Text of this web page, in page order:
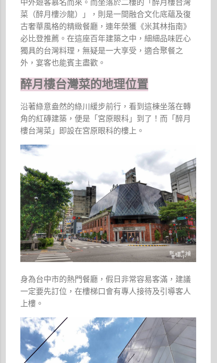
中外遊客慕名而來。而坐落於二樓的「醉月樓台灣
菜（醉月樓沙龍）」，則是一間融合文化底蘊及復
古奢華風格的精緻餐廳，連年榮獲《米其林指南》
必比登推薦。在這座百年建築之中，細細品味匠心
獨具的台灣料理，無疑是一大享受，適合聚餐之
外，宴客也能賓主盡歡。
醉月樓台灣菜的地理位置
沿著綠意盎然的綠川緩步前行，看到這棟坐落在轉
角的紅磚建築，便是「宮原眼科」到了！而「醉月
樓台灣菜」即設在宮原眼科的樓上。
身為台中市的熱門餐廳，假日非常容易客滿，建議
一定要先訂位，在樓梯口會有專人接待及引導客人
上樓。